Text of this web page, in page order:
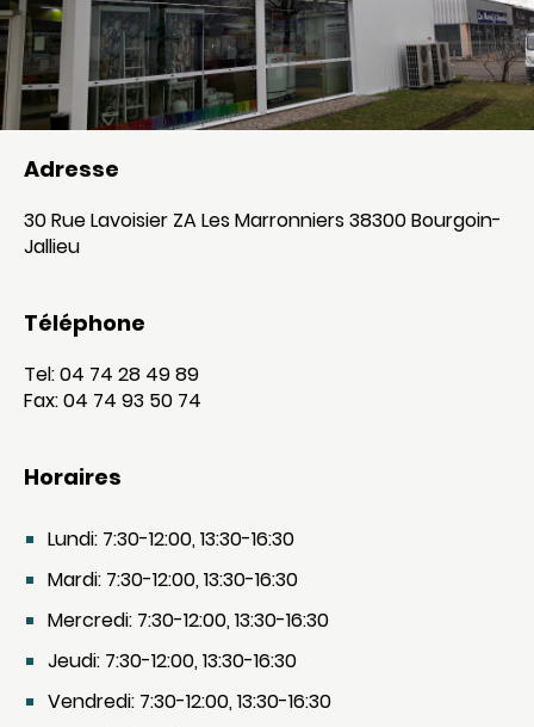
Adresse
30 Rue Lavoisier ZA Les Marronniers 38300 Bourgoin-
Jallieu
Téléphone
Tel: 04 74 28 49 89
Fax: 04 74 93 50 74
Horaires
Lundi: 7:30-12:00, 13:30-16:30
Mardi: 7:30-12:00, 13:30-16:30
Mercredi: 7:30-12:00, 13:30-16:30
Jeudi: 7:30-12:00, 13:30-16:30
Vendredi: 7:30-12:00, 13:30-16:30